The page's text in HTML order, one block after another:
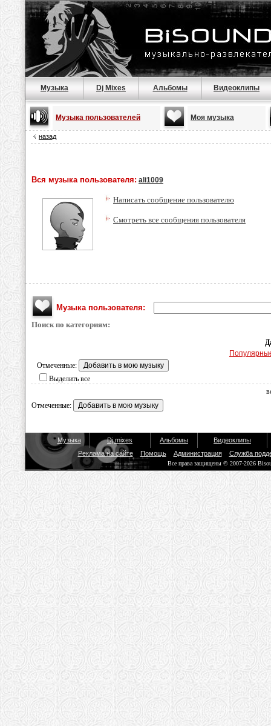
Музыка Dj Mixes Альбомы Видеоклипы
Музыка пользователей Моя музыка
назад
Вся музыка пользователя: ali1009
Написать сообщение пользователю
Смотреть все сообщения пользователя
Музыка пользователя:
Поиск по категориям:
Отмеченные:
Выделить все
Отмеченные:
Музыка Dj mixes Альбомы
Видеоклипы
Реклама на сайте
Помощь Администрация Служба
Все права защищены © 2007-2026